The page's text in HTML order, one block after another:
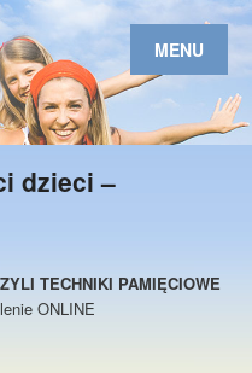
MENU
dzieci –
TECHNIKI PAMIĘCIOWE
ONLINE